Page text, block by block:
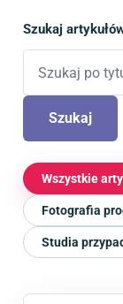
Szukaj
Szukaj
Wszystkie
Fotografia
Studia